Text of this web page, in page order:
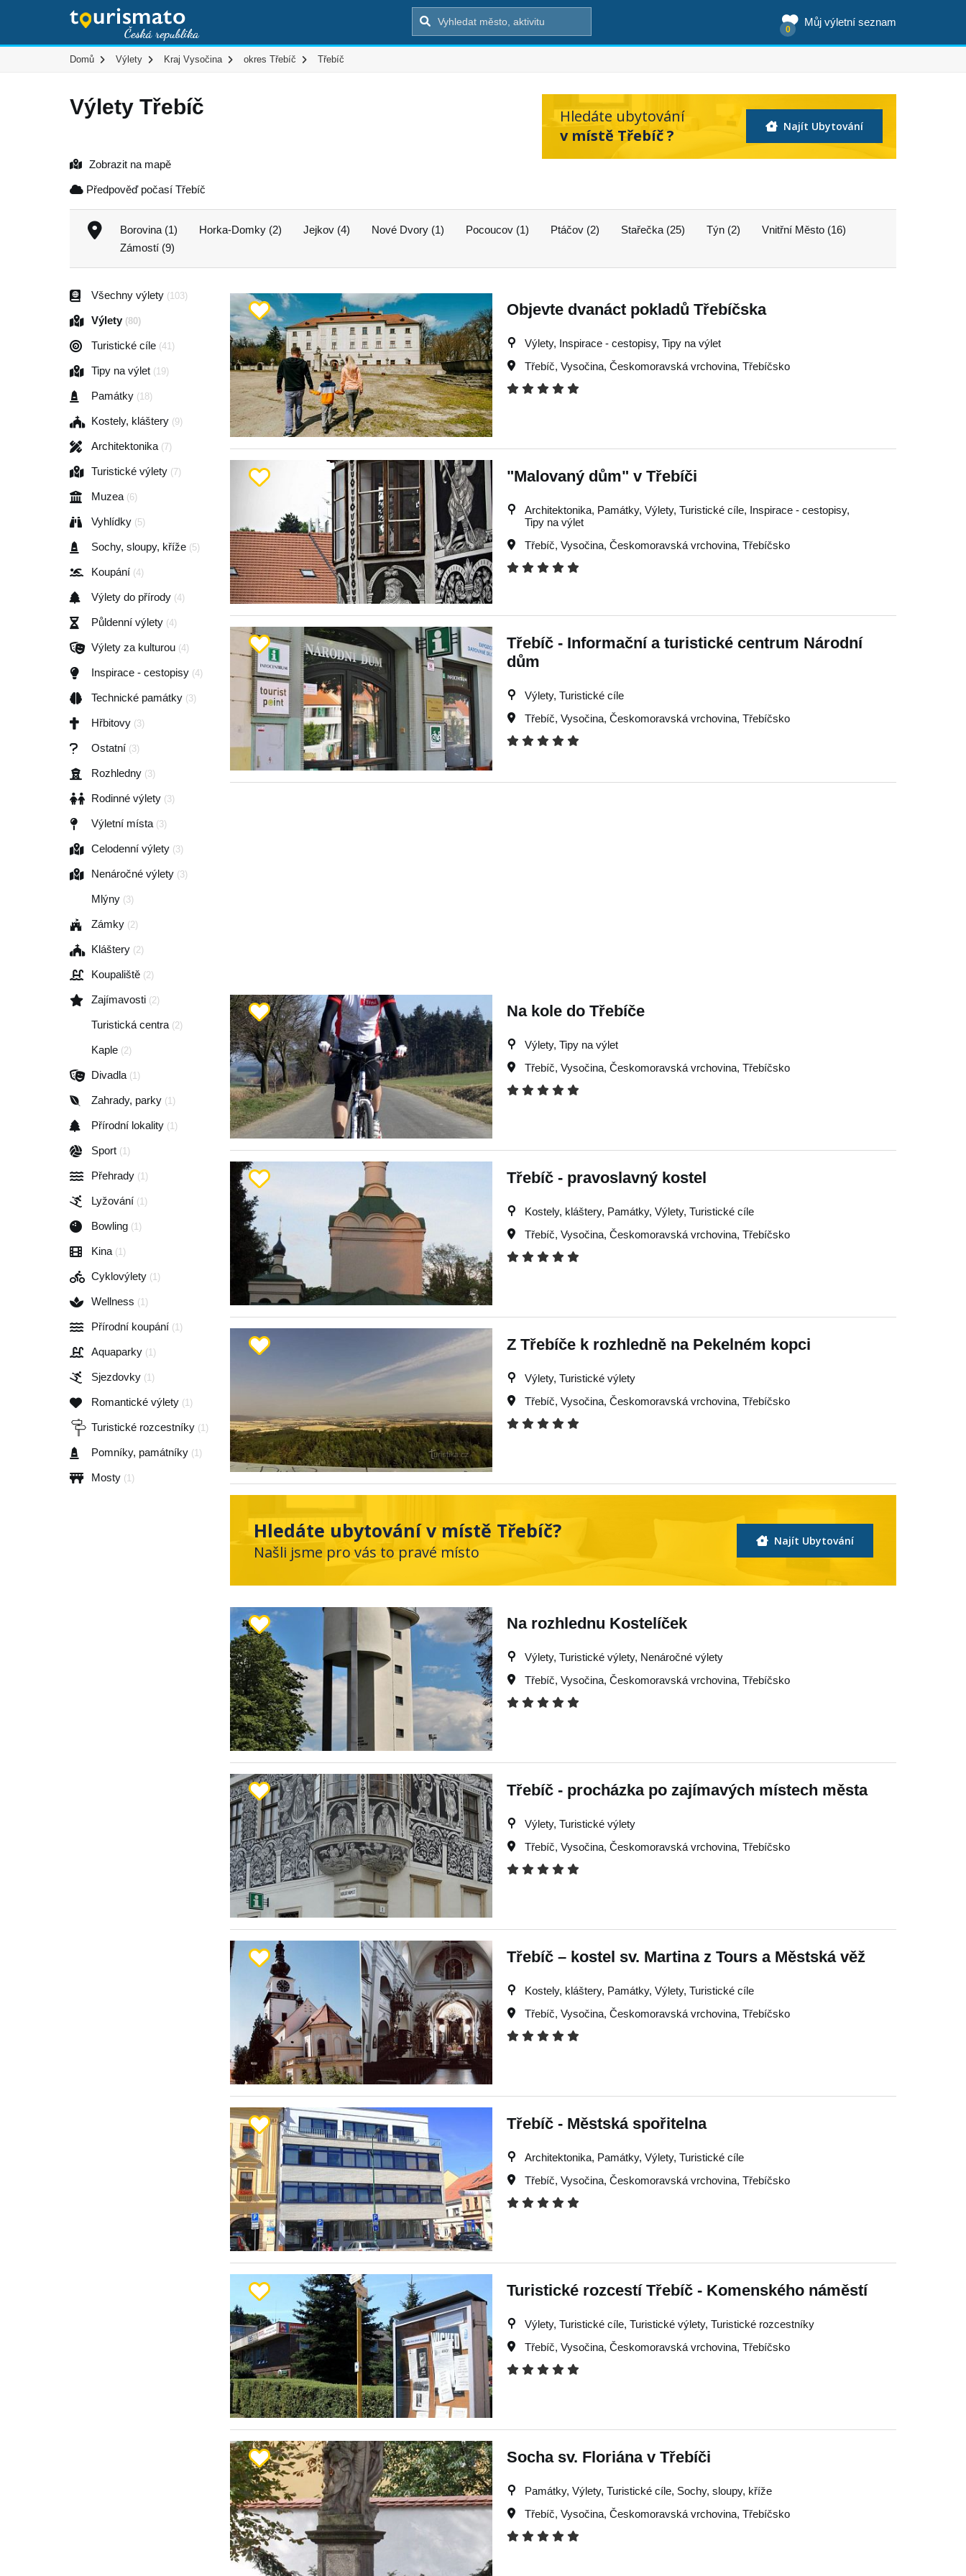
Můj výletní seznam
0
Domů Výlety Kraj Vysočina okres Třebíč Třebíč
Výlety Třebíč
Hledáte ubytování
v místě Třebíč ?
Najít Ubytování
Zobrazit na mapě
Předpověď počasí Třebíč
Borovina (1) Horka-Domky (2) Jejkov (4) Nové Dvory (1) Pocoucov (1) Ptáčov (2) Stařečka (25) Týn (2)
Vnitřní Město (16)
Zámostí (9)
Všechny výlety (103)
Výlety (80)
Turistické cíle (41)
Tipy na výlet (19)
Památky (18)
Kostely, kláštery (9)
Architektonika (7)
Turistické výlety (7)
Muzea (6)
Vyhlídky (5)
Sochy, sloupy, kříže (5)
Koupání (4)
Výlety do přírody (4)
Půldenní výlety (4)
Výlety za kulturou (4)
Inspirace - cestopisy (4)
Technické památky (3)
Hřbitovy (3)
Ostatní (3)
Rozhledny (3)
Rodinné výlety (3)
Výletní místa (3)
Celodenní výlety (3)
Nenáročné výlety (3)
Mlýny (3)
Zámky (2)
Kláštery (2)
Koupaliště (2)
Zajímavosti (2)
Turistická centra (2)
Kaple (2)
Divadla (1)
Zahrady, parky (1)
Přírodní lokality (1)
Sport (1)
Přehrady (1)
Lyžování (1)
Bowling (1)
Kina (1)
Cyklovýlety (1)
Wellness (1)
Přírodní koupání (1)
Aquaparky (1)
Sjezdovky (1)
Romantické výlety (1)
Turistické rozcestníky (1)
Pomníky, památníky (1)
Mosty (1)
Objevte dvanáct pokladů Třebíčska
Výlety, Inspirace - cestopisy, Tipy na výlet
Třebíč, Vysočina, Českomoravská vrchovina, Třebíčsko
"Malovaný dům" v Třebíči
Architektonika, Památky, Výlety, Turistické cíle, Inspirace - cestopisy,
Tipy na výlet
Třebíč, Vysočina, Českomoravská vrchovina, Třebíčsko
Třebíč - Informační a turistické centrum Národní
dům
Výlety, Turistické cíle
Třebíč, Vysočina, Českomoravská vrchovina, Třebíčsko
Na kole do Třebíče
Výlety, Tipy na výlet
Třebíč, Vysočina, Českomoravská vrchovina, Třebíčsko
Třebíč - pravoslavný kostel
Kostely, kláštery, Památky, Výlety, Turistické cíle
Třebíč, Vysočina, Českomoravská vrchovina, Třebíčsko
Z Třebíče k rozhledně na Pekelném kopci
Výlety, Turistické výlety
Třebíč, Vysočina, Českomoravská vrchovina, Třebíčsko
Hledáte ubytování v místě Třebíč?
Našli jsme pro vás to pravé místo
Najít Ubytování
Na rozhlednu Kostelíček
Výlety, Turistické výlety, Nenáročné výlety
Třebíč, Vysočina, Českomoravská vrchovina, Třebíčsko
Třebíč - procházka po zajímavých místech města
Výlety, Turistické výlety
Třebíč, Vysočina, Českomoravská vrchovina, Třebíčsko
Třebíč – kostel sv. Martina z Tours a Městská věž
Kostely, kláštery, Památky, Výlety, Turistické cíle
Třebíč, Vysočina, Českomoravská vrchovina, Třebíčsko
Třebíč - Městská spořitelna
Architektonika, Památky, Výlety, Turistické cíle
Třebíč, Vysočina, Českomoravská vrchovina, Třebíčsko
Turistické rozcestí Třebíč - Komenského náměstí
Výlety, Turistické cíle, Turistické výlety, Turistické rozcestníky
Třebíč, Vysočina, Českomoravská vrchovina, Třebíčsko
Socha sv. Floriána v Třebíči
Památky, Výlety, Turistické cíle, Sochy, sloupy, kříže
Třebíč, Vysočina, Českomoravská vrchovina, Třebíčsko